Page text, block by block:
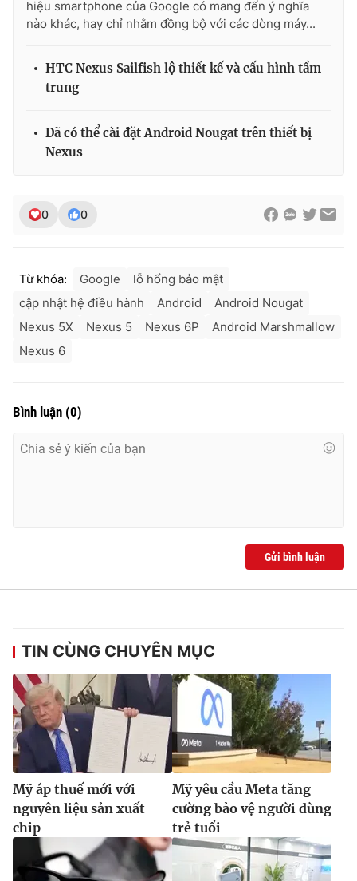
Ðiện thoại Thời báo VTV:024.66 897 897
Email: toasoan@vtv.vn
® Cấm sao chép dưới mọi hình thức nếu không có sự chấp
thuận bằng văn bản. Ghi rõ nguồn VTV.vn khi phát hành lại
thông tin từ website này.
hiệu smartphone của Google có mang đến ý nghĩa
nào khác, hay chỉ nhằm đồng bộ với các dòng máy...
HTC Nexus Sailfish lộ thiết kế và cấu hình tầm
trung
Đã có thể cài đặt Android Nougat trên thiết bị
Nexus
0 0
Từ khóa: Google
lỗ hổng bảo mật
cập nhật hệ điều hành
Android
Android Nougat
Nexus 5X
Nexus 5 Nexus 6P
Android Marshmallow
Nexus 6
Bình luận (0)
Gửi bình luận
TIN CÙNG CHUYÊN MỤC
Mỹ áp thuế mới với
nguyên liệu sản xuất
chip
Mỹ yêu cầu Meta tăng
cường bảo vệ người dùng
trẻ tuổi